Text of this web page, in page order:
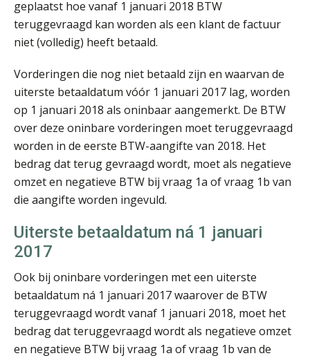
geplaatst hoe vanaf 1 januari 2018 BTW
teruggevraagd kan worden als een klant de factuur
niet (volledig) heeft betaald.
Vorderingen die nog niet betaald zijn en waarvan de
uiterste betaaldatum vóór 1 januari 2017 lag, worden
op 1 januari 2018 als oninbaar aangemerkt. De BTW
over deze oninbare vorderingen moet teruggevraagd
worden in de eerste BTW-aangifte van 2018. Het
bedrag dat terug gevraagd wordt, moet als negatieve
omzet en negatieve BTW bij vraag 1a of vraag 1b van
die aangifte worden ingevuld.
Uiterste betaaldatum ná 1 januari
2017
Ook bij oninbare vorderingen met een uiterste
betaaldatum ná 1 januari 2017 waarover de BTW
teruggevraagd wordt vanaf 1 januari 2018, moet het
bedrag dat teruggevraagd wordt als negatieve omzet
en negatieve BTW bij vraag 1a of vraag 1b van de
René van der Paardt
Hans Tabak